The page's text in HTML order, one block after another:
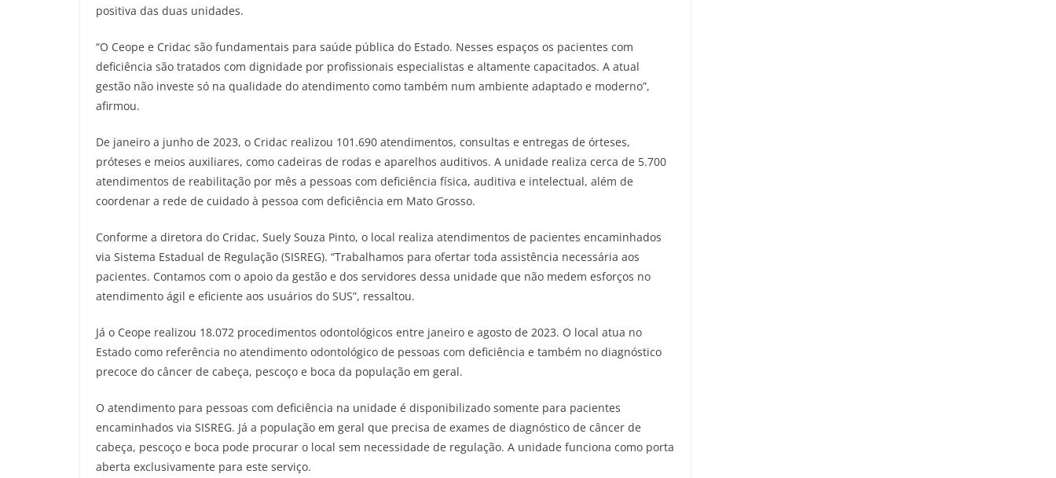
positiva das duas unidades.
“O Ceope e Cridac são fundamentais para saúde pública do Estado. Nesses espaços os pacientes com
deficiência são tratados com dignidade por profissionais especialistas e altamente capacitados. A atual
gestão não investe só na qualidade do atendimento como também num ambiente adaptado e moderno”,
afirmou.
De janeiro a junho de 2023, o Cridac realizou 101.690 atendimentos, consultas e entregas de órteses,
próteses e meios auxiliares, como cadeiras de rodas e aparelhos auditivos. A unidade realiza cerca de 5.700
atendimentos de reabilitação por mês a pessoas com deficiência física, auditiva e intelectual, além de
coordenar a rede de cuidado à pessoa com deficiência em Mato Grosso.
Conforme a diretora do Cridac, Suely Souza Pinto, o local realiza atendimentos de pacientes encaminhados
via Sistema Estadual de Regulação (SISREG). “Trabalhamos para ofertar toda assistência necessária aos
pacientes. Contamos com o apoio da gestão e dos servidores dessa unidade que não medem esforços no
atendimento ágil e eficiente aos usuários do SUS”, ressaltou.
Já o Ceope realizou 18.072 procedimentos odontológicos entre janeiro e agosto de 2023. O local atua no
Estado como referência no atendimento odontológico de pessoas com deficiência e também no diagnóstico
precoce do câncer de cabeça, pescoço e boca da população em geral.
O atendimento para pessoas com deficiência na unidade é disponibilizado somente para pacientes
encaminhados via SISREG. Já a população em geral que precisa de exames de diagnóstico de câncer de
cabeça, pescoço e boca pode procurar o local sem necessidade de regulação. A unidade funciona como porta
aberta exclusivamente para este serviço.